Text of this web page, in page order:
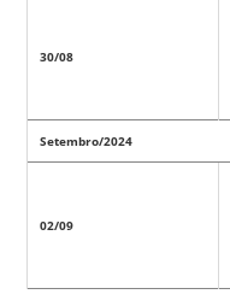
30/08
Setembro/2024
02/09